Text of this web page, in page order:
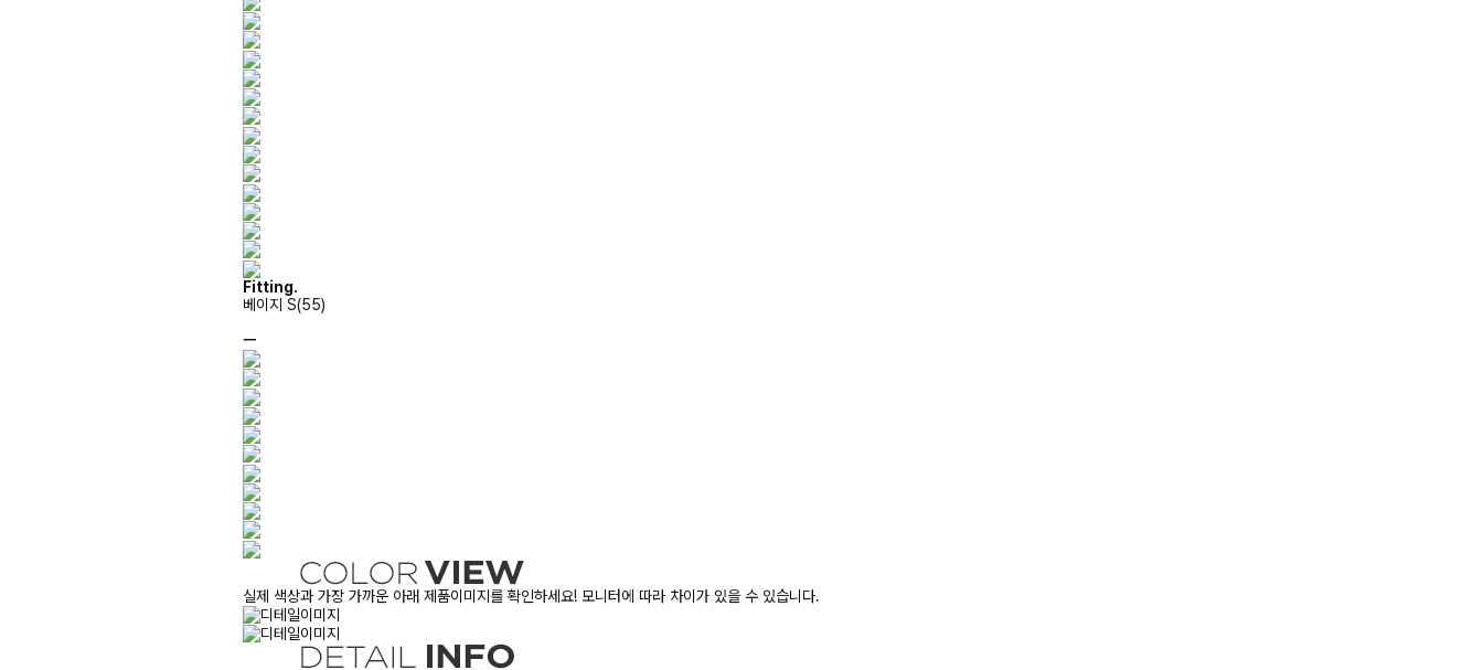
Fitting.
베이지 S(55)
ㅡ
실제 색상과 가장 가까운 아래 제품이미지를 확인하세요! 모니터에 따라 차이가 있을 수 있습니다.